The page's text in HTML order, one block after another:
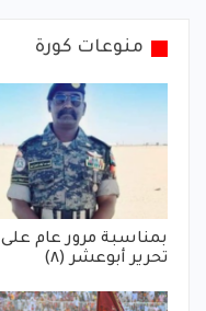
منوعات كورة
بمناسبة مرور عام على
تحرير أبوعشر (٨)